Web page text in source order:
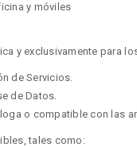
y móviles
y exclusivamente para
de Servicios.
de Datos.
o compatible con las
tales como: